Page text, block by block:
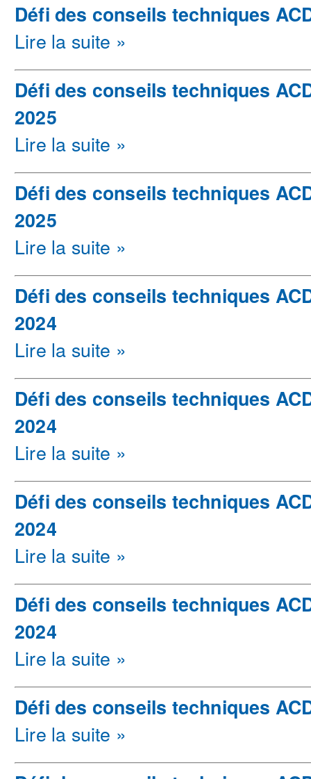
Défi des conseils techniques
Lire la suite »
Défi des conseils techniques
2025
Lire la suite »
Défi des conseils techniques
2025
Lire la suite »
Défi des conseils techniques
2024
Lire la suite »
Défi des conseils techniques
2024
Lire la suite »
Défi des conseils techniques
2024
Lire la suite »
Défi des conseils techniques
2024
Lire la suite »
Défi des conseils techniques
Lire la suite »